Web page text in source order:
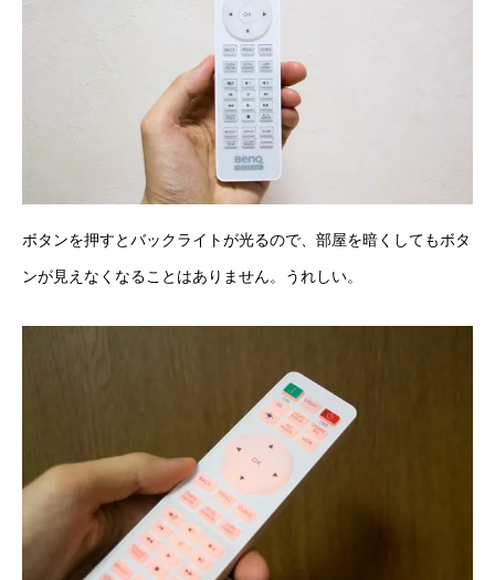
ボタンを押すとバックライトが光るので、部屋を暗くしてもボタ
ンが見えなくなることはありません。うれしい。